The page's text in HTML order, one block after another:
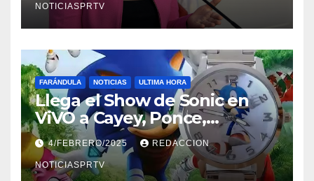
NOTICIASPRTV
FARÁNDULA NOTICIAS ULTIMA HORA
Llega el Show de Sonic en
ViVO a Cayey, Ponce,
Barceloneta y Humacao,
Relojes gratis para el que
compre ahora….
4/FEBRERO/2025 REDACCION
NOTICIASPRTV